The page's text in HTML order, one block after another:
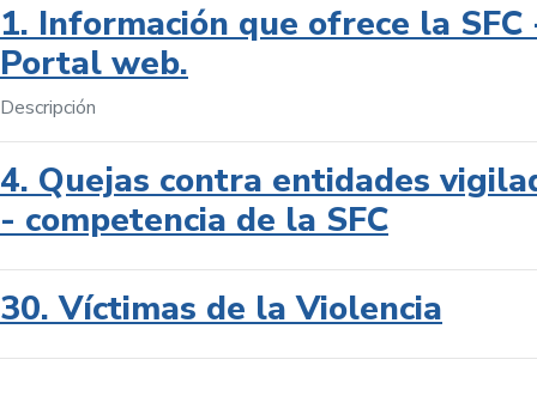
1. Información que ofrece la SFC
Portal web.
Descripción
4. Quejas contra entidades
- competencia de la SFC
30. Víctimas de la Violencia